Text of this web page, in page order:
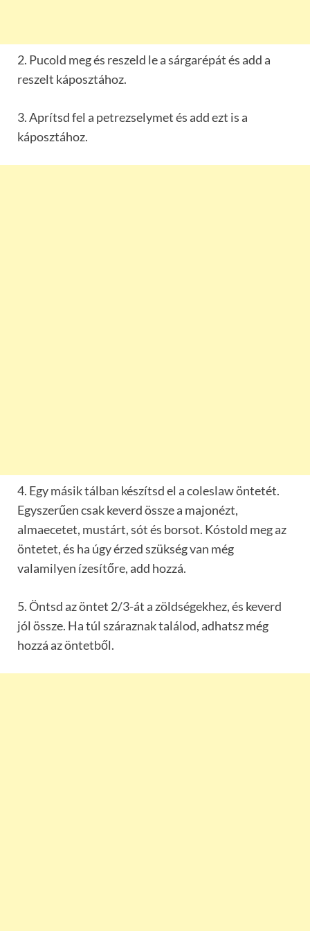
2. Pucold meg és reszeld le a sárgarépát és add a
reszelt káposztához.
3. Aprítsd fel a petrezselymet és add ezt is a
káposztához.
4. Egy másik tálban készítsd el a coleslaw öntetét.
Egyszerűen csak keverd össze a majonézt,
almaecetet, mustárt, sót és borsot. Kóstold meg az
öntetet, és ha úgy érzed szükség van még
valamilyen ízesítőre, add hozzá.
5. Öntsd az öntet 2/3-át a zöldségekhez, és keverd
jól össze. Ha túl száraznak találod, adhatsz még
hozzá az öntetből.